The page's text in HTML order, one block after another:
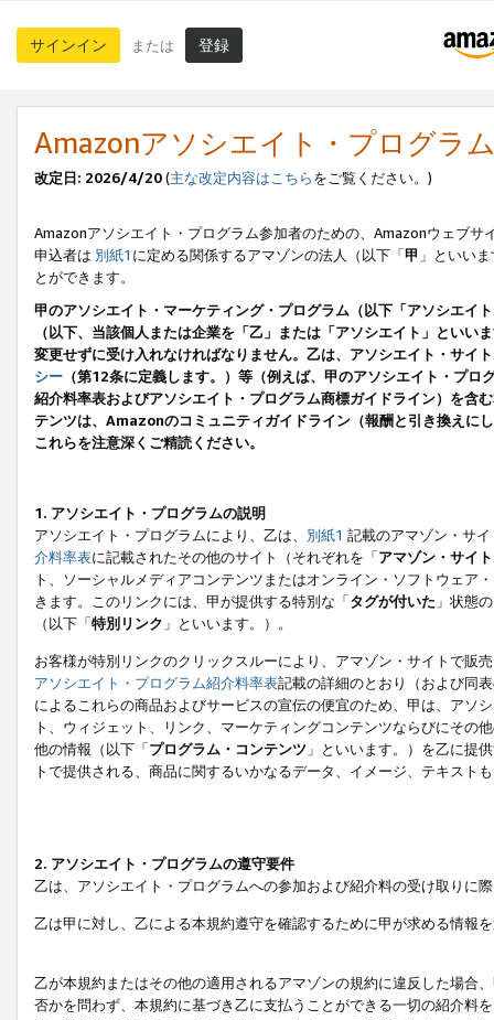
サインイン または 登録
Amazonアソシエイト・プログラ
改定日: 2026/4/20(主な改定内容はこちらをご覧ください。)
Amazonアソシエイト・プログラム参加者のための、Amazonウェブサ
申込者は 別紙1 に定める関係するアマゾンの法人（以下「甲 」といい
とができます。
甲のアソシエイト・マーケティング・プログラム（以下「アソシエイ
（以下、当該個人または企業を「乙」または「アソシエイト」とい
変更せずに受け入れなければなりません。乙は、アソシエイト・サイ
シー （第12条に定義します。）等（例えば、甲のアソシエイト・プ
紹介料率表およびアソシエイト・プログラム商標ガイドライン）を
テンツは、Amazonのコミュニティガイドライン（報酬と引き換えに
これらを注意深くご精読ください。
1. アソシエイト・プログラムの説明
アソシエイト・プログラムにより、乙は、 別紙1 記載のアマゾン・サ
介料率表に記載されたその他のサイト（それぞれを「アマゾン・サイト
ト、ソーシャルメディアコンテンツまたはオンライン・ソフトウェア
きます。このリンクには、甲が提供する特別な「タグが付いた 」状態
（以下「特別リンク 」といいます。）。
お客様が特別リンクのクリックスルーにより、アマゾン・サイトで販
アソシエイト・プログラム紹介料率表記載の詳細のとおり（および同
によるこれらの商品およびサービスの宣伝の便宜のため、甲は、アソ
ト、ウィジェット、リンク、マーケティングコンテンツならびにその
他の情報（以下「プログラム・コンテンツ 」といいます。）を乙に提
トで提供される、商品に関するいかなるデータ、イメージ、テキス
2. アソシエイト・プログラムの遵守要件
乙は、アソシエイト・プログラムへの参加および紹介料の受け取りに
乙は甲に対し、乙による本規約遵守を確認するために甲が求める情報
乙が本規約またはその他の適用されるアマゾンの規約に違反した場合
否かを問わず、本規約に基づき乙に支払うことができる一切の紹介料